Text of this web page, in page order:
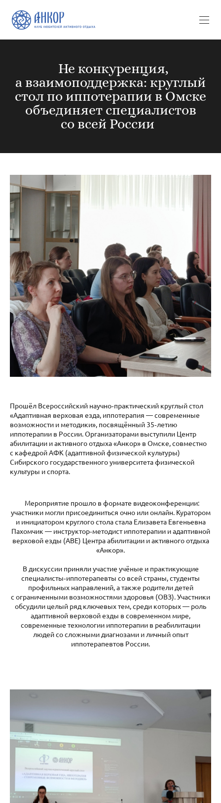
Не конкуренция,
а взаимоподдержка: круглый
стол по иппотерапии в Омске
объединяет специалистов
со всей России
Прошёл Всероссийский научно‑практический круглый стол
«Адаптивная верховая езда, иппотерапия — современные
возможности и методики», посвящённый 35‑летию
иппотерапии в России. Организаторами выступили Центр
абилитации и активного отдыха «Анкор» в Омске, совместно
с кафедрой АФК (адаптивной физической культуры)
Сибирского государственного университета физической
культуры и спорта.
Мероприятие прошло в формате видеоконференции:
участники могли присоединиться очно или онлайн. Куратором
и инициатором круглого стола стала Елизавета Евгеньевна
Пахомчик — инструктор‑методист иппотерапии и адаптивной
верховой езды (АВЕ) Центра абилитации и активного отдыха
«Анкор».
В дискуссии приняли участие учёные и практикующие
специалисты‑иппотерапевты со всей страны, студенты
профильных направлений, а также родители детей
с ограниченными возможностями здоровья (ОВЗ). Участники
обсудили целый ряд ключевых тем, среди которых — роль
адаптивной верховой езды в современном мире,
современные технологии иппотерапии в реабилитации
людей со сложными диагнозами и личный опыт
иппотерапевтов России.